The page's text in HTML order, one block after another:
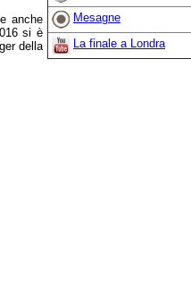
Mesagne
La finale a Londra
anche
si è
della